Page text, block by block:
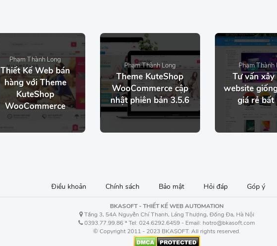
Phạm Thành Long
Thiết Kế Web bán
hàng với Theme
KuteShop
WooCommerce
Phạm Thành Long
Theme KuteShop
WooCommerce cập
nhật phiên bản 3.5.6
Phạm Thành
Tư vấn
website
giá rẻ bất
Điều khoản Chính sách Bảo mật Hỏi đáp Góp ý
BKASOFT - THIẾT KẾ WEB AUTOMATION
Tầng 3, 54A Nguyễn Chí Thanh, Láng Thượng, Đống Đa, Hà Nội
0393.77.99.86 * Tel: 024.6292.6459 - Email: hotro@bkasoft.com
© Copyright 2011 - 2023 BKASOFT. All rights reserved.